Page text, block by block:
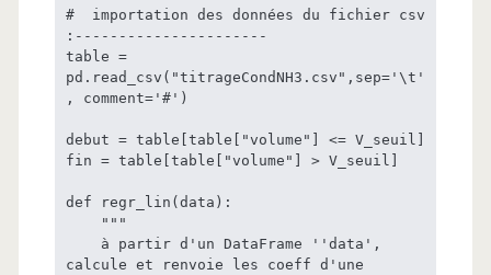
#  importation des données du fichier csv
:----------------------
table =
pd.read_csv("titrageCondNH3.csv",sep='\t'
, comment='#')
debut = table[table["volume"] <= V_seuil]
fin = table[table["volume"] > V_seuil]
def regr_lin(data):
calcule et renvoie les coeff d'une